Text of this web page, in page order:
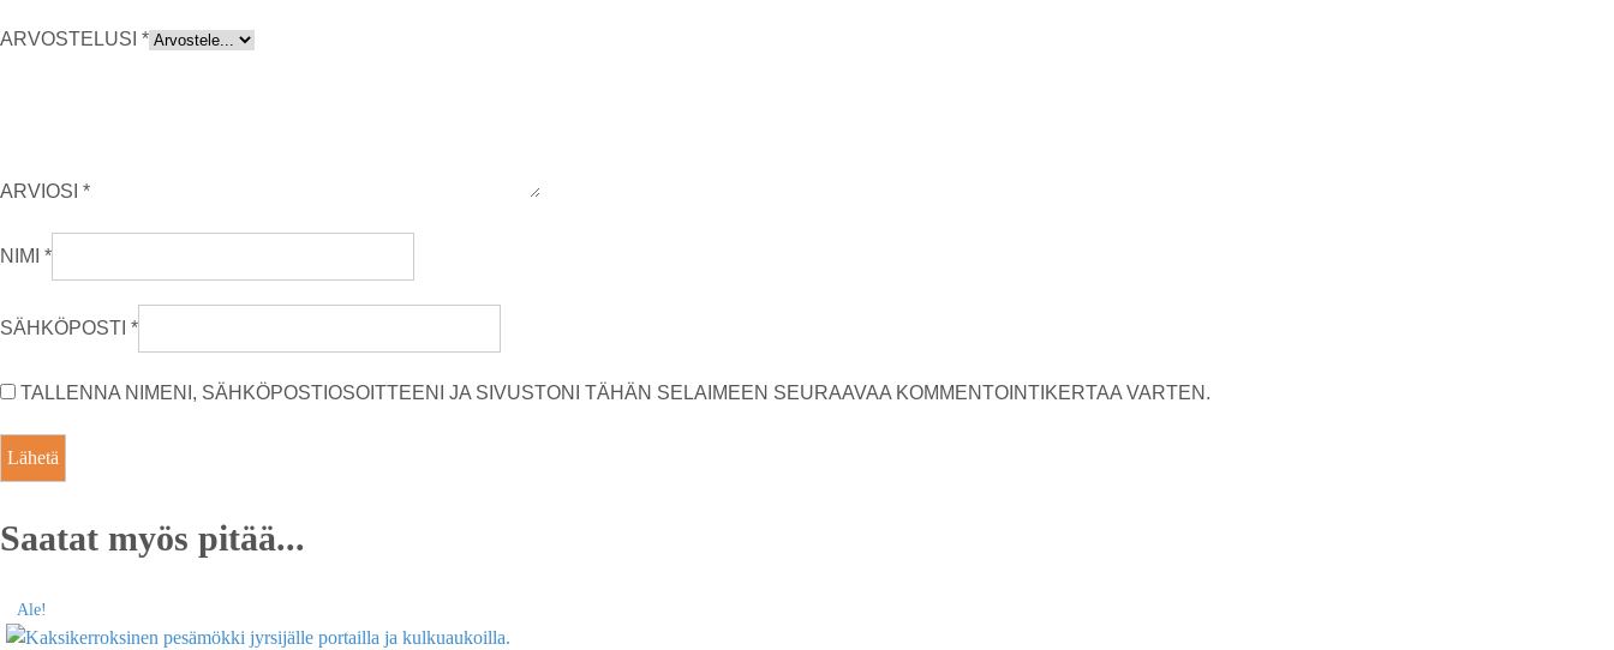
ARVOSTELUSI *
ARVIOSI *
NIMI *
SÄHKÖPOSTI *
TALLENNA NIMENI, SÄHKÖPOSTIOSOITTEENI JA SIVUSTONI TÄHÄN SELAIMEEN SEURAAVAA KOMMENTOINTIKERTAA VARTEN.
Saatat myös pitää...
Ale!